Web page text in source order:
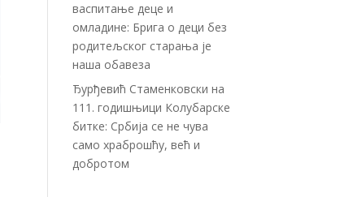
васпитање деце и
омладине: Брига о деци без
родитељског старања је
наша обавеза
Ђурђевић Стаменковски на
111. годишњици Колубарске
битке: Србија се не чува
само храброшћу, већ и
добротом